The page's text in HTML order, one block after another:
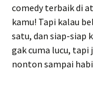
comedy terbaik di
kamu! Tapi kalau
satu, dan siap-siap
gak cuma lucu, tapi
nonton sampai